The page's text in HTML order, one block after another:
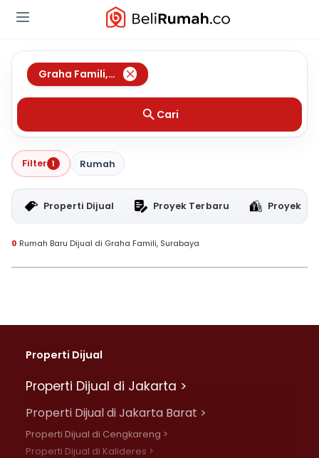
Graha Famili, Surabaya
Cari
Filter 1 Rumah
Properti Dijual Proyek Terbaru Proyek
0 Rumah Baru Dijual di Graha Famili, Surabaya
Properti Dijual
Properti Dijual di Jakarta >
Properti Dijual di Jakarta Barat >
Properti Dijual di Cengkareng >
Properti Dijual di Kalideres >